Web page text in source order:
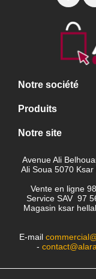
Notre société
Produits
Notre site
Avenue Ali
Ali Soua 5070
Vente en ligne
Service SAV 97
Magasin ksar
E-mail
-